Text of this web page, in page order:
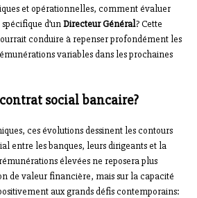
et opérationnelles, comment évaluer
d’unDirecteur Général? Cette
conduire à repenser profondément les
variables dans les prochaines
social bancaire?
ces évolutions dessinent les contours
entre les banques, leurs dirigeants et la
élevées ne reposera plus
de valeur financière, mais sur la capacité
aux grands défis contemporains: